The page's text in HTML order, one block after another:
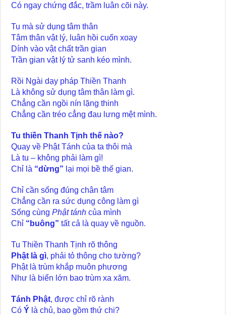
Có ngay chứng đắc, trầm luân cõi này.
Tu mà sử dụng tâm thân
Tâm thân vật lý, luân hồi cuốn xoay
Dính vào vật chất trần gian
Trần gian vật lý tử sanh kéo mình.
Rồi Ngài dạy pháp Thiền Thanh
Là không sử dụng tâm thân làm gì.
Chẳng cần ngồi nín lặng thinh
Chẳng cần tréo cẳng đau lưng mệt mình.
Tu thiền Thanh Tịnh thế nào?
Quay về Phật Tánh của ta thôi mà
Là tu – không phải làm gì!
Chỉ là “dừng” lại mọi bề thế gian.
Chỉ cần sống đúng chân tâm
Chẳng cần ra sức dụng công làm gì
Sống cùngPhật tánh của mình
Chỉ “buông” tất cả là quay về nguồn.
Tu Thiền Thanh Tịnh rõ thông
Phật là gì, phải tỏ thông cho tường?
Phật là trùm khắp muôn phương
Như là biển lớn bao trùm xa xăm.
Tánh Phật, được chỉ rõ rành
CóÝ là chủ, bao gồm thứ chi?